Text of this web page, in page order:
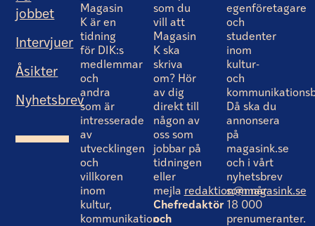
jobbet
Intervjuer
Åsikter
Nyhetsbrev
Magasin
K är en
tidning
för DIK:s
medlemmar
och
andra
som är
intresserade
av
utvecklingen
och
villkoren
inom
kultur,
kommunikation
som du
vill att
Magasin
K ska
skriva
om? Hör
av dig
direkt till
någon av
oss som
jobbar på
tidningen
eller
mejla redaktion@magasink.se
Chefredaktör
och
egenföretagare
och
studenter
inom
kultur-
och
Då ska du
annonsera
på
magasink.se
och i vårt
nyhetsbrev
som når
18 000
prenumeranter.